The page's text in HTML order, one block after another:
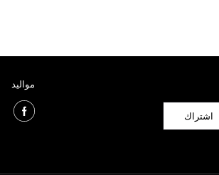
اشتراك
مواليد